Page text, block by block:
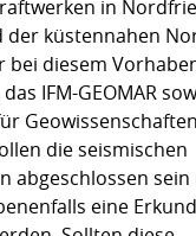
in
der küstennahen
bei diesem
IFM-GEOMAR
die seismischen
abgeschlossen
eine